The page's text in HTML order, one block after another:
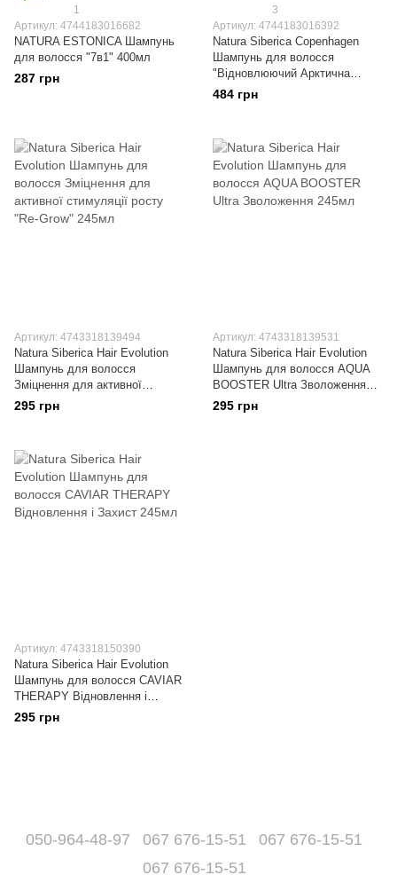
1
Артикул: 4744183016682
NATURA ESTONICA Шампунь
для волосся "7в1" 400мл
287 грн
3
Артикул: 4744183016392
Natura Siberica Copenhagen
Шампунь для волосся
"Відновлюючий Арктична
троянда" 400мл
484 грн
Артикул: 4743318139494
Natura Siberica Hair Evolution
Шампунь для волосся
Зміцнення для активної
стимуляції росту "Re-Grow"
245мл
295 грн
Артикул: 4743318139531
Natura Siberica Hair Evolution
Шампунь для волосся AQUA
BOOSTER Ultra Зволоження
245мл
295 грн
Артикул: 4743318150390
Natura Siberica Hair Evolution
Шампунь для волосся CAVIAR
THERAPY Відновлення і
Захист 245мл
295 грн
050-964-48-97 067 676-15-51
067 676-15-51
067 676-15-51